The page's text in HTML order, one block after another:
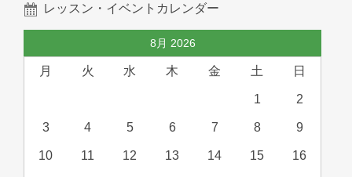
レッスン・イベントカレンダー
8月 2026
月 火 水 木 金 土 日
1 2
3 4 5 6 7 8 9
10 11 12 13 14 15 16